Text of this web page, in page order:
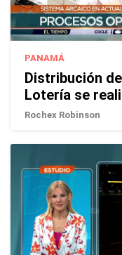
PANAMÁ
Distribución
Lotería se
Rochex Robinson